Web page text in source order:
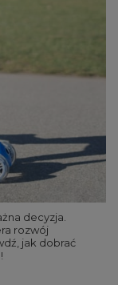
decyzja.
rozwój
jak dobrać